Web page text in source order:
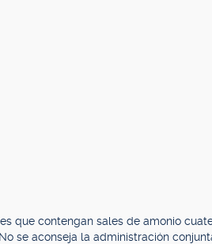
que contengan sales de amonio
se aconseja la administración